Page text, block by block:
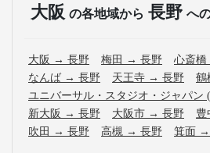
大阪 の各地域から 長野 へ
大阪 → 長野 梅田 → 長野 心斎橋
なんば → 長野 天王寺 → 長野 鶴
ユニバーサル・スタジオ・ジャパン
新大阪 → 長野 大阪市 → 長野 豊
吹田 → 長野 高槻 → 長野 箕面 →